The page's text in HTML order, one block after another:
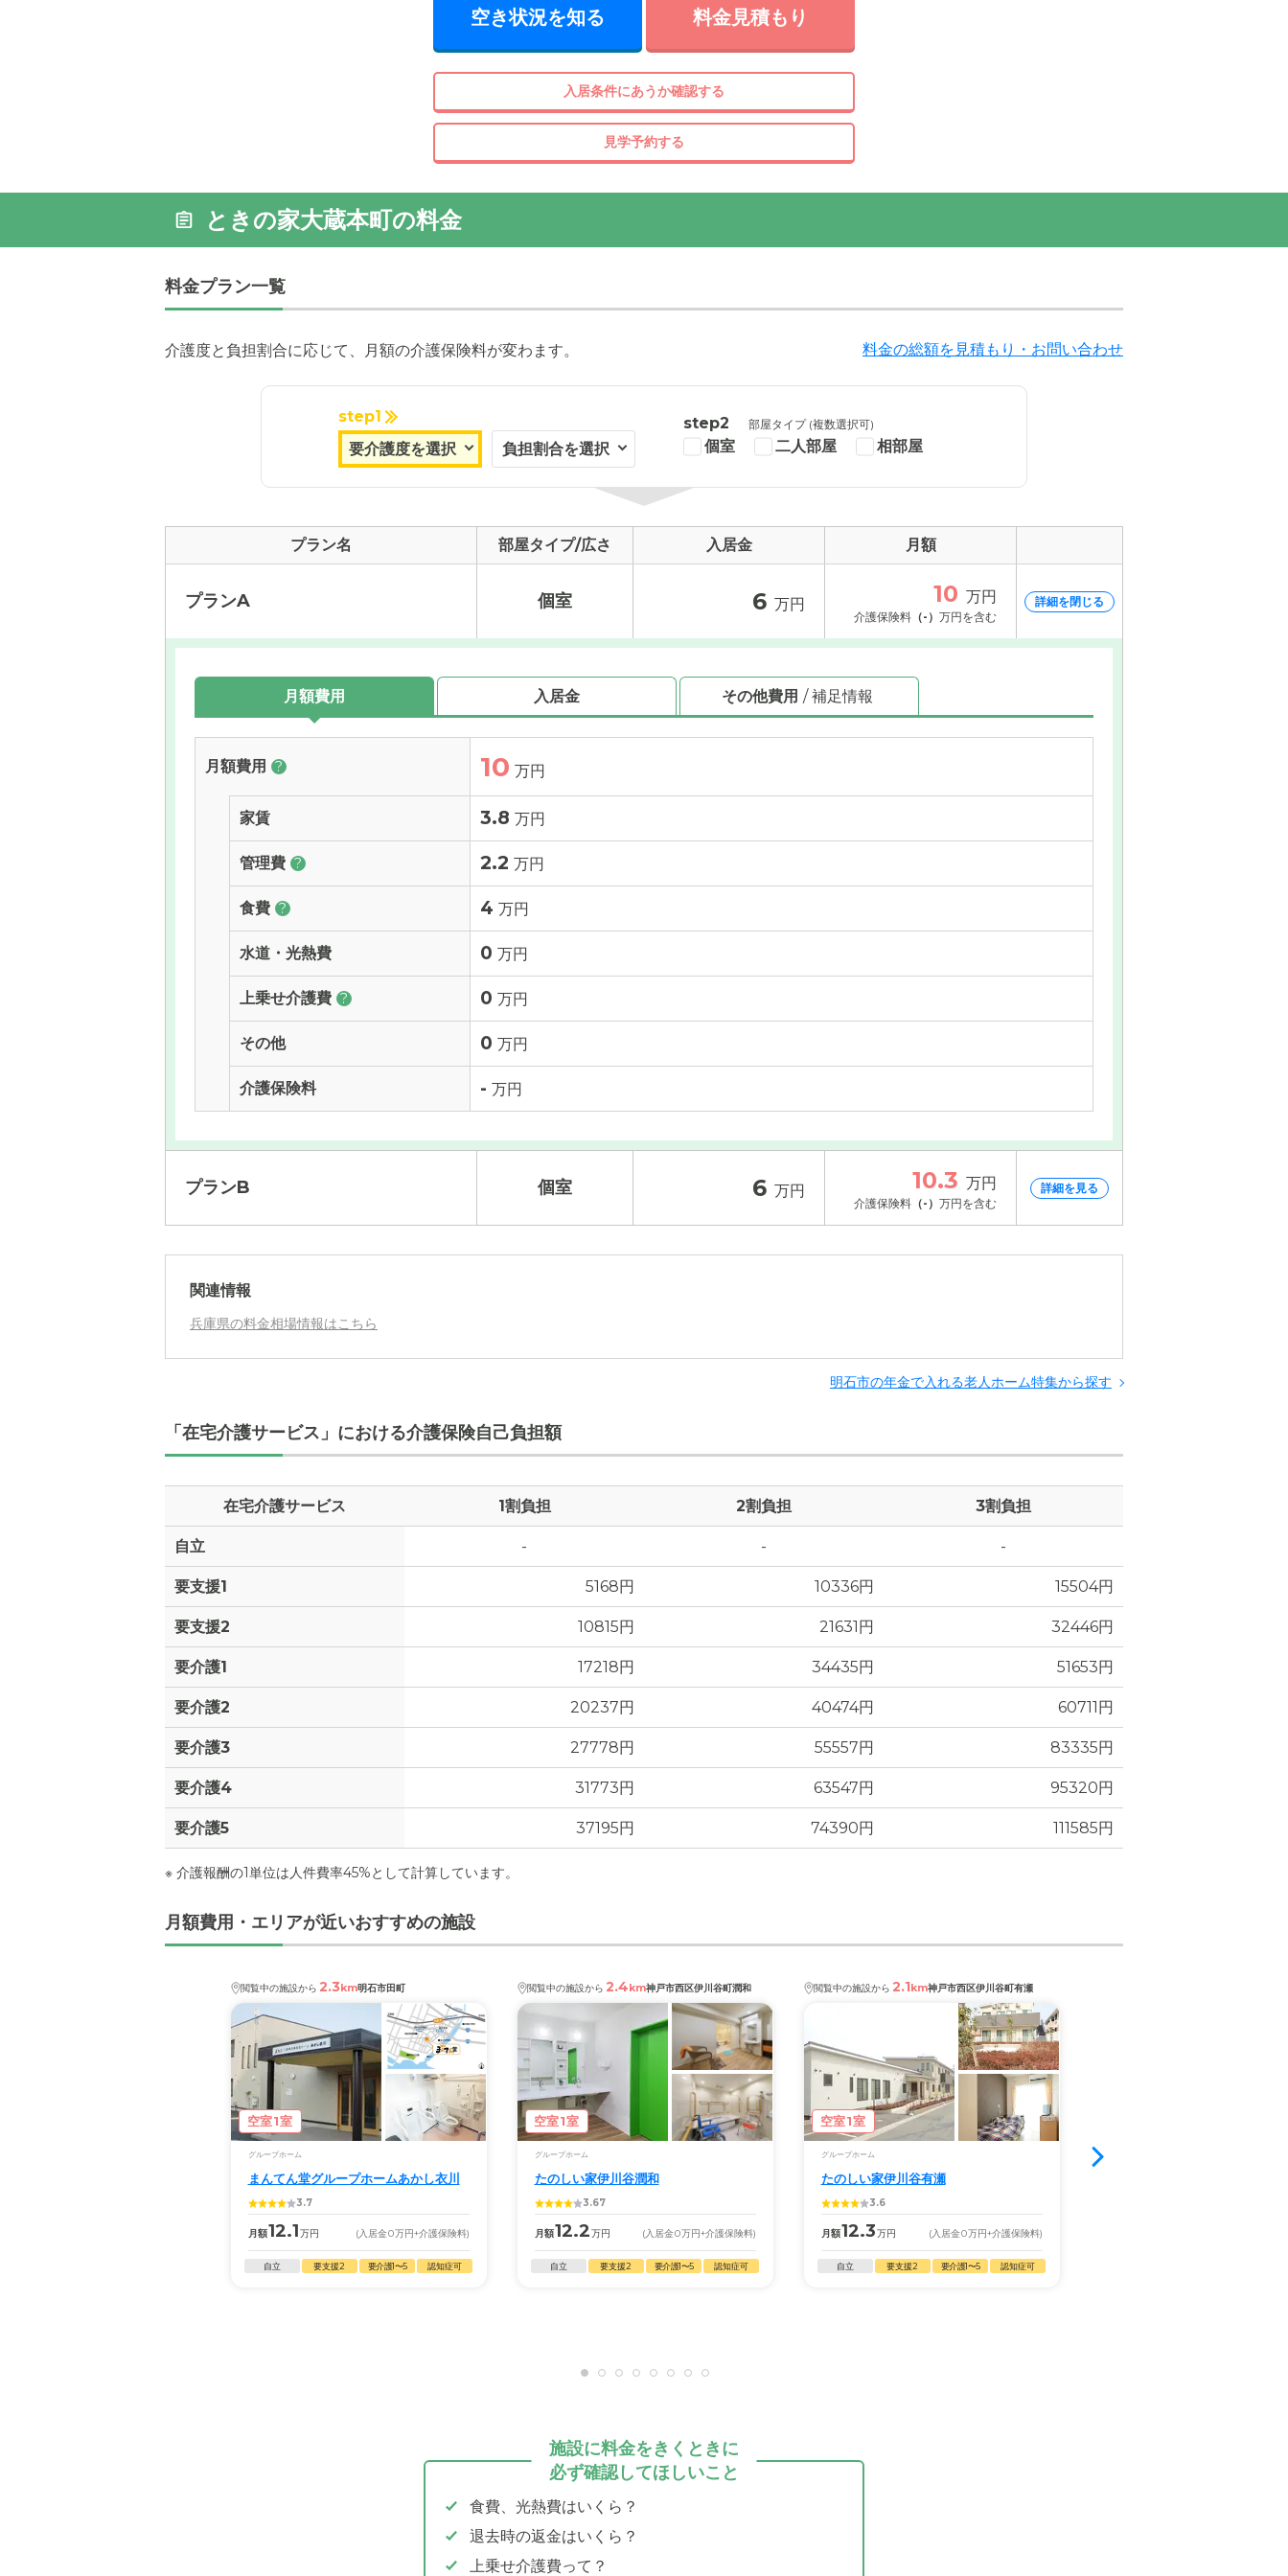
空き状況を知る 料金見積もり
入居条件にあうか確認する
見学予約する
ときの家大蔵本町の料金
料金プラン一覧
介護度と負担割合に応じて、月額の介護保険料が変わます。 料金の総額を見積もり・お問い合わせ
step1 step2 部屋タイプ (複数選択可)
個室 二人部屋 相部屋
プラン名 部屋タイプ/広さ 入居金 月額
プランA 個室 6 万円 10 万円
介護保険料 （-） 万円を含む
詳細を閉じる
月額費用 入居金 その他費用 / 補足情報
月額費用 ? 10 万円
家賃 3.8 万円
管理費 ? 2.2 万円
食費 ? 4 万円
水道・光熱費 0 万円
上乗せ介護費 ? 0 万円
その他 0 万円
介護保険料 - 万円
プランB 個室 6 万円 10.3 万円
介護保険料 （-） 万円を含む
詳細を見る
10.3 万円
管理費 ? 2.2 万円
食費 ? 万円
関連情報
兵庫県の料金相場情報はこちら
明石市の年金で入れる老人ホーム特集から探す
「在宅介護サービス」における介護保険自己負担額
在宅介護サービス 1割負担 2割負担 3割負担
自立 - - -
要支援1 5168円 10336円 15504円
要支援2 10815円 21631円 32446円
要介護1 17218円 34435円 51653円
要介護2 20237円 40474円 60711円
要介護3 27778円 55557円 83335円
要介護4 31773円 63547円 95320円
要介護5 37195円 74390円 111585円
※ 介護報酬の1単位は人件費率45%として計算しています。
月額費用・エリアが近いおすすめの施設
閲覧中の施設から 2.3km明石市田町
空室1室
グループホーム
まんてん堂グループホームあかし衣川
3.7
月額12.1万円 (入居金0万円+介護保険料)
自立 要支援2 要介護1〜5 認知症可
閲覧中の施設から 2.4km神戸市西区伊川谷町潤和
空室1室
グループホーム
たのしい家伊川谷潤和
3.67
月額12.2万円 (入居金0万円+介護保険料)
自立 要支援2 要介護1〜5 認知症可
閲覧中の施設から 2.1km神戸市西区伊川谷町有瀬
空室1室
グループホーム
たのしい家伊川谷有瀬
3.6
月額12.3万円 (入居金0万円+介護保険料)
自立 要支援2 要介護1〜5 認知症可
施設に料金をきくときに
必ず確認してほしいこと
食費、光熱費はいくら？
退去時の返金はいくら？
上乗せ介護費って？